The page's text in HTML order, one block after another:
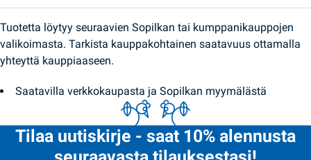
Tuotetta löytyy seuraavien Sopilkan tai kumppanikauppojen
valikoimasta. Tarkista kauppakohtainen saatavuus ottamalla
yhteyttä kauppiaaseen.
Saatavilla verkkokaupasta ja Sopilkan myymälästä
Tilaa uutiskirje - saat 10% alennusta